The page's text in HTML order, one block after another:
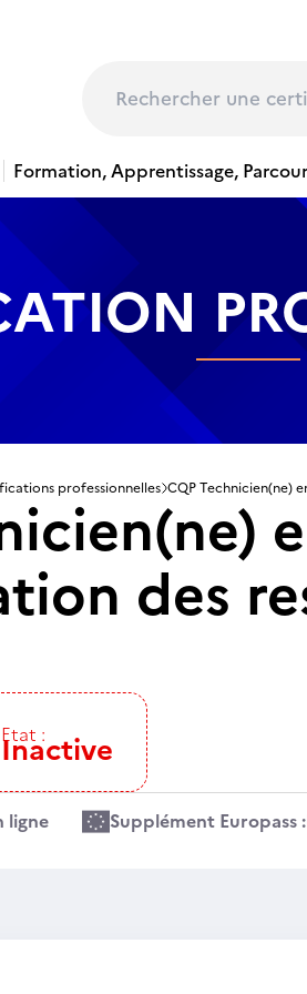
Formation, Apprentissage,
professionnelles CQP Technicien(ne)
des
Etat :
Inactive
ligne Supplément Europass :